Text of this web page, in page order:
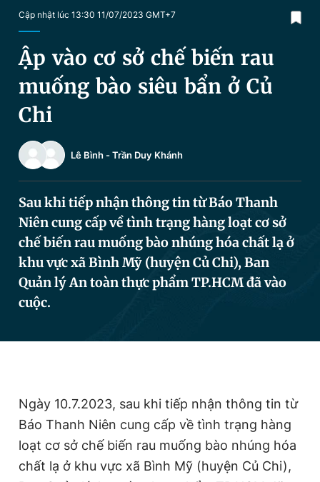
Video Magazine
Sản phẩm khác
Thông tin tòa soạn
Đọc Thanh Niên trên điện thoại
Hotline
0906 645 777
Liên hệ quảng cáo
0908 780 404
Đặt báo Quảng cáo RSS Tòa soạn Chính sách bảo
Cập nhật lúc 13:30 11/07/2023 GMT+7
Ập vào cơ sở chế biến rau
muống bào siêu bẩn ở Củ
Chi
Lê Bình -Trần Duy Khánh
Sau khi tiếp nhận thông tin từ Báo Thanh
Niên cung cấp về tình trạng hàng loạt cơ sở
chế biến rau muống bào nhúng hóa chất lạ ở
khu vực xã Bình Mỹ (huyện Củ Chi), Ban
Quản lý An toàn thực phẩm TP.HCM đã vào
cuộc.
Ngày 10.7.2023, sau khi tiếp nhận thông tin từ
Báo Thanh Niên cung cấp về tình trạng hàng
loạt cơ sở chế biến rau muống bào nhúng hóa
chất lạ ở khu vực xã Bình Mỹ (huyện Củ Chi),